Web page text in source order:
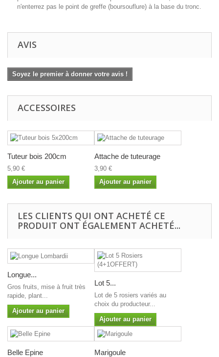
n'enterrez pas le point de greffe (boursouflure) à la base du tronc.
AVIS
Soyez le premier à donner votre avis !
ACCESSOIRES
Tuteur bois 200cm
5,90 €
Ajouter au panier
Attache de tuteurage
3,90 €
Ajouter au panier
LES CLIENTS QUI ONT ACHETÉ CE
PRODUIT ONT ÉGALEMENT ACHETÉ...
Longue...
Gros fruits, mise à fruit très
rapide, plant...
Ajouter au panier
Lot 5...
Lot de 5 rosiers variés au
choix du producteur...
Ajouter au panier
Belle Epine Marigoule